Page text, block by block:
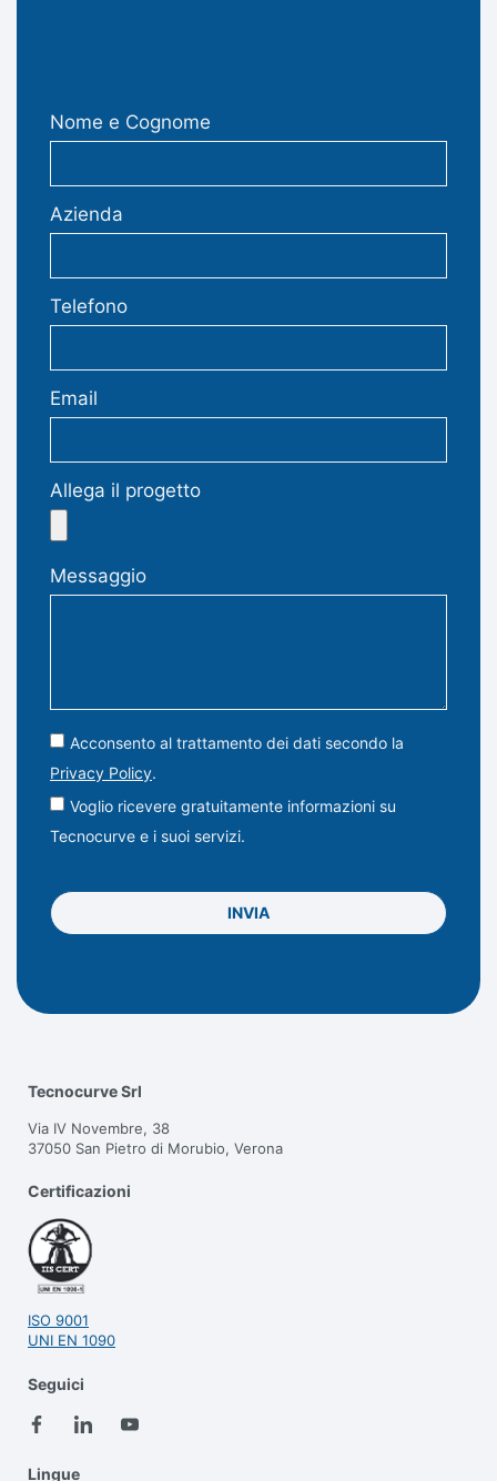
Nome e Cognome
Azienda
Telefono
Email
Allega il progetto
Messaggio
Acconsento al trattamento dei dati secondo la
Privacy Policy
Voglio ricevere gratuitamente informazioni su
Tecnocurve e i suoi servizi.
INVIA
Tecnocurve Srl
Via IV Novembre, 38
37050 San Pietro di Morubio, Verona
Certificazioni
ISO 9001
UNI EN 1090
Seguici
Lingue